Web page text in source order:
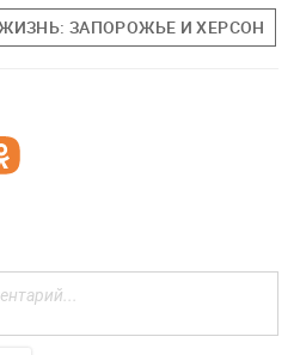
ЗАПОРОЖЬЕ И ХЕРСОН